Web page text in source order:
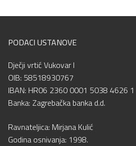
PODACI USTANOVE
Dječji vrtić Vukovar I
OIB: 58518930767
IBAN: HR06 2360 0001 5038 4626 1
Banka: Zagrebačka banka d.d.
Ravnateljica: Mirjana Kulić
Godina osnivanja: 1998.